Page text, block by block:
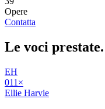
Opere
Contatta
Le voci prestate.
EH
011 ×
Ellie Harvie